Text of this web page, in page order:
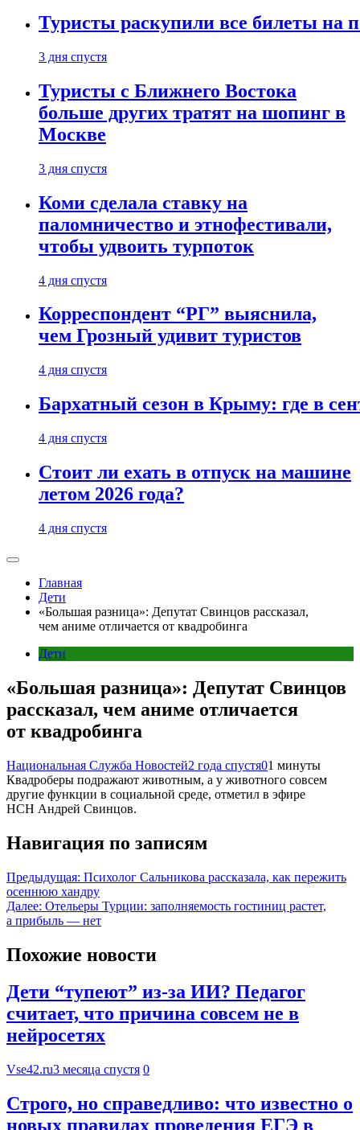
Туристы раскупили все билеты на
3 дня спустя
Туристы с Ближнего Востока
больше других тратят на шопинг в
Москве
3 дня спустя
Коми сделала ставку на
паломничество и этнофестивали,
чтобы удвоить турпоток
4 дня спустя
Корреспондент “РГ” выяснила,
чем Грозный удивит туристов
4 дня спустя
Бархатный сезон в Крыму: где в
4 дня спустя
Стоит ли ехать в отпуск на машине
летом 2026 года?
4 дня спустя
Главная
Дети
«Большая разница»: Депутат Свинцов рассказал,
чем аниме отличается от квадробинга
Дети
«Большая разница»: Депутат Свинцов
рассказал, чем аниме отличается
от квадробинга
Национальная Служба Новостей2 года спустя01 минуты
Квадроберы подражают животным, а у животного совсем
другие функции в социальной среде, отметил в эфире
НСН Андрей Свинцов.
Навигация по записям
Предыдущая: Психолог Сальникова рассказала, как пережить
осеннюю хандру
Далее: Отельеры Турции: заполняемость гостиниц растет,
а прибыль — нет
Похожие новости
Дети “тупеют” из-за ИИ? Педагог
считает, что причина совсем не в
нейросетях
Vse42.ru3 месяца спустя 0
Строго, но справедливо: что известно о
новых правилах проведения ЕГЭ в